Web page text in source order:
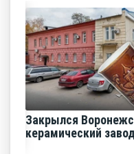
Закрылся
керамический